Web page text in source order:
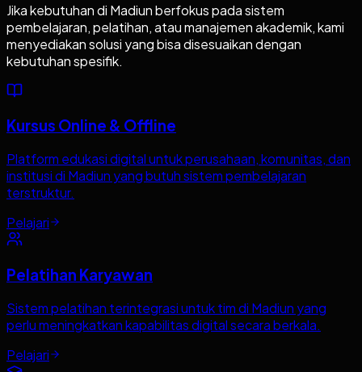
Jika kebutuhan di Madiunberfokus pada sistem
pembelajaran, pelatihan, atau manajemen akademik, kami
menyediakan solusi yang bisa disesuaikan dengan
kebutuhan spesifik.
Kursus Online & Offline
Platform edukasi digital untuk perusahaan, komunitas, dan
institusi di Madiun yang butuh sistem pembelajaran
terstruktur.
Pelajari
Pelatihan Karyawan
Sistem pelatihan terintegrasi untuk tim di Madiun yang
perlu meningkatkan kapabilitas digital secara berkala.
Pelajari